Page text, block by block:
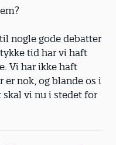
nogle gode debatter
tid har vi haft
Vi har ikke haft
er nok, og blande os i
vi nu i stedet for